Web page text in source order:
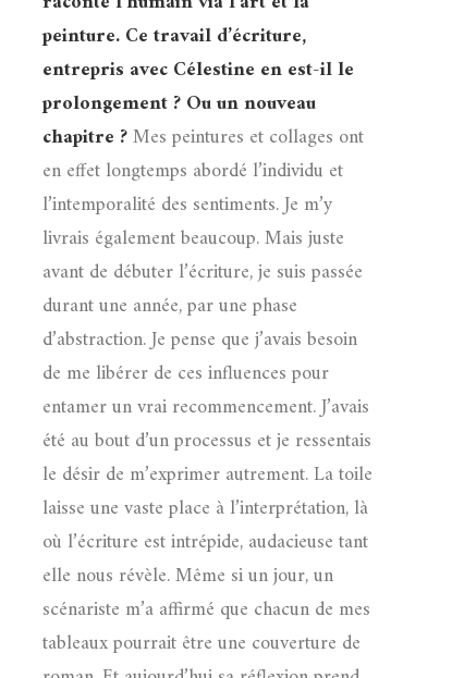
peinture. Ce travail d’écriture,
entrepris avec Célestine en est-il le
prolongement ? Ou un nouveau
chapitre ?Mes peintures et collages ont
en effet longtemps abordé l’individu et
l’intemporalité des sentiments. Je m’y
livrais également beaucoup. Mais juste
avant de débuter l’écriture, je suis passée
durant une année, par une phase
d’abstraction. Je pense que j’avais besoin
de me libérer de ces influences pour
entamer un vrai recommencement. J’avais
été au bout d’un processus et je ressentais
le désir de m’exprimer autrement. La toile
laisse une vaste place à l’interprétation, là
où l’écriture est intrépide, audacieuse tant
elle nous révèle. Même si un jour, un
scénariste m’a affirmé que chacun de mes
tableaux pourrait être une couverture de